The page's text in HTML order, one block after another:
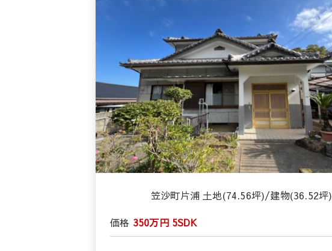
笠沙町片浦 土地(74.56坪)/建物(36.52坪)
価格 350万円 5SDK